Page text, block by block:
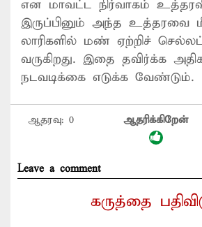
என மாவட்ட நிர்வாகம்
இருப்பினும் அந்த உத்தரவை
லாரிகளில் மண் ஏற்றிச்
வருகிறது. இதை தவிர்க்க
நடவடிக்கை எடுக்க வேண்டும்.
ஆதரவு: 0 ஆதரிக்கிறேன்
Leave a comment
கருத்தை